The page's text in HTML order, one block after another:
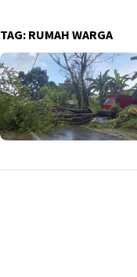
TAG: RUMAH WARGA